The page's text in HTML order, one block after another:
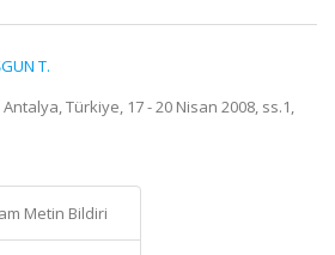
T.
Türkiye, 17 - 20 Nisan 2008, ss.1,
Metin Bildiri